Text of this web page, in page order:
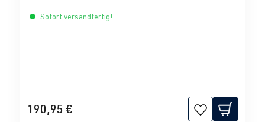
Sofort versandfertig!
190,95 €